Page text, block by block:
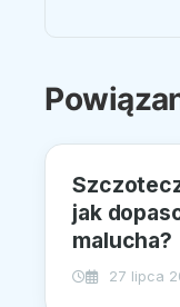
jak
malucha?
27 lipca